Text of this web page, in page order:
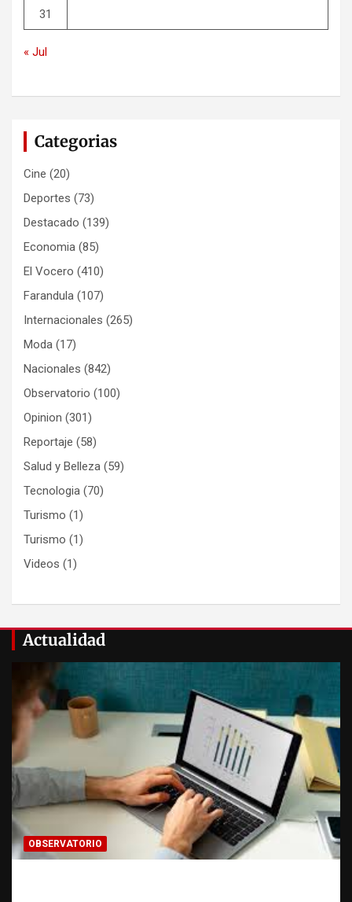
31
« Jul
Categorias
Cine (20)
Deportes (73)
Destacado (139)
Economia (85)
El Vocero (410)
Farandula (107)
Internacionales (265)
Moda (17)
Nacionales (842)
Observatorio (100)
Opinion (301)
Reportaje (58)
Salud y Belleza (59)
Tecnologia (70)
Turismo (1)
Turismo (1)
Videos (1)
Actualidad
OBSERVATORIO